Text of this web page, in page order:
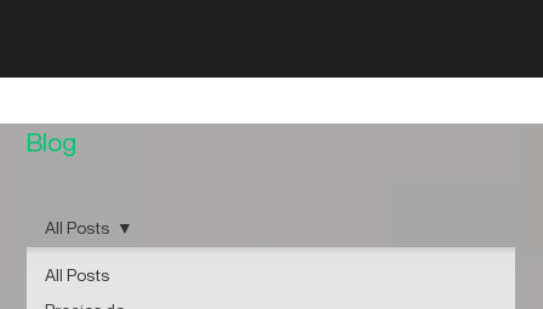
Blog
All Posts
All Posts